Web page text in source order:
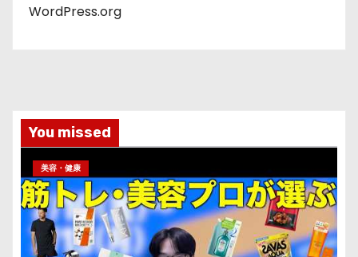
WordPress.org
You missed
美容・健康